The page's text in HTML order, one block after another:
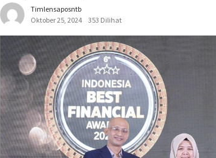
Timlensaposntb
Oktober 25, 2024
353 Dilihat